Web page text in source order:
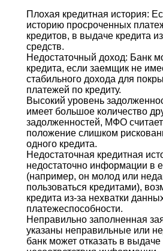
Плохая кредитная история:
историю просроченных
кредитов, в выдаче кредита
средств.
Недостаточный доход: Банк
кредита, если заемщик не
стабильного дохода для
платежей по кредиту.
Высокий уровень
имеет большое количество
задолженностей, МФО
положение слишком
одного кредита.
Недостаточная кредитная
недостаточно информации в
(например, он молод или
пользоваться кредитами),
кредита из-за нехватки
платежеспособности.
Неправильно заполненная
указаны неправильные или
банк может отказать в выдаче